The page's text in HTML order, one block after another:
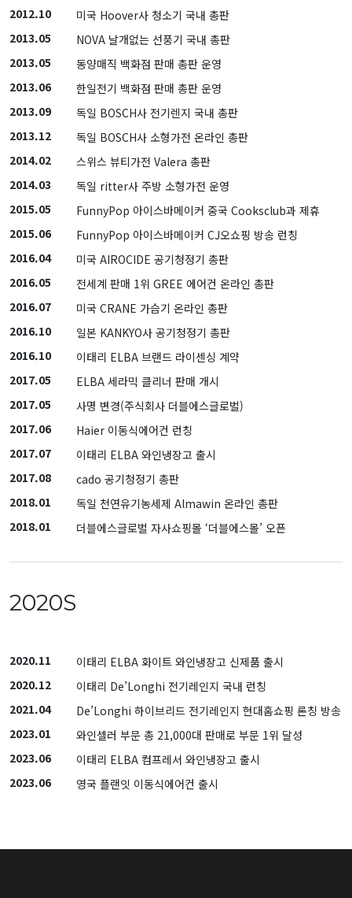
2012.10
미국 Hoover사 청소기 국내 총판
2013.05
NOVA 날개없는 선풍기 국내 총판
2013.05
동양매직 백화점 판매 총판 운영
2013.06
한일전기 백화점 판매 총판 운영
2013.09
독일 BOSCH사 전기렌지 국내 총판
2013.12
독일 BOSCH사 소형가전 온라인 총판
2014.02
스위스 뷰티가전 Valera 총판
2014.03
독일 ritter사 주방 소형가전 운영
2015.05
FunnyPop 아이스바메이커 중국 Cooksclub과 제휴
2015.06
FunnyPop 아이스바메이커 CJ오쇼핑 방송 런칭
2016.04
미국 AIROCIDE 공기청정기 총판
2016.05
전세계 판매 1위 GREE 에어컨 온라인 총판
2016.07
미국 CRANE 가습기 온라인 총판
2016.10
일본 KANKYO사 공기청정기 총판
2016.10
이태리 ELBA 브랜드 라이센싱 계약
2017.05
ELBA 세라믹 클리너 판매 개시
2017.05
사명 변경(주식회사 더블에스글로벌)
2017.06
Haier 이동식에어컨 런칭
2017.07
이태리 ELBA 와인냉장고 출시
2017.08
cado 공기청정기 총판
2018.01
독일 천연유기농세제 Almawin 온라인 총판
2018.01
더블에스글로벌 자사쇼핑몰 ‘더블에스몰’ 오픈
2020S
2020.11
이태리 ELBA 화이트 와인냉장고 신제품 출시
2020.12
이태리 De’Longhi 전기레인지 국내 런칭
2021.04
De’Longhi 하이브리드 전기레인지 현대홈쇼핑 론칭 방송
2023.01
와인셀러 부문 총 21,000대 판매로 부문 1위 달성
2023.06
이태리 ELBA 컴프레서 와인냉장고 출시
2023.06
영국 플랜잇 이동식에어컨 출시